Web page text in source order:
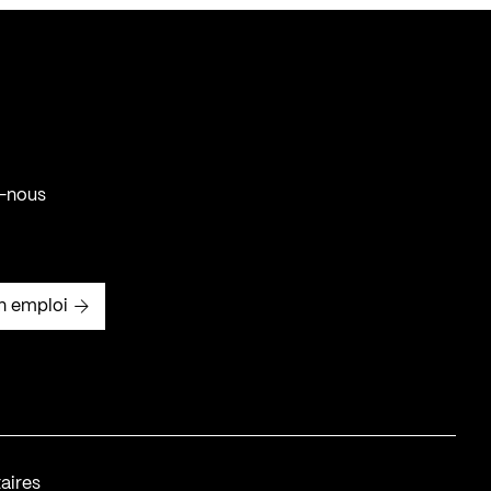
nous
emploi